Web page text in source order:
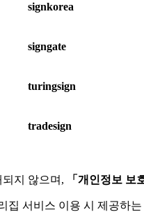
signkorea
signgate
turingsign
tradesign
지 않으며, 「개인정보 보
집 서비스 이용 시 제공하